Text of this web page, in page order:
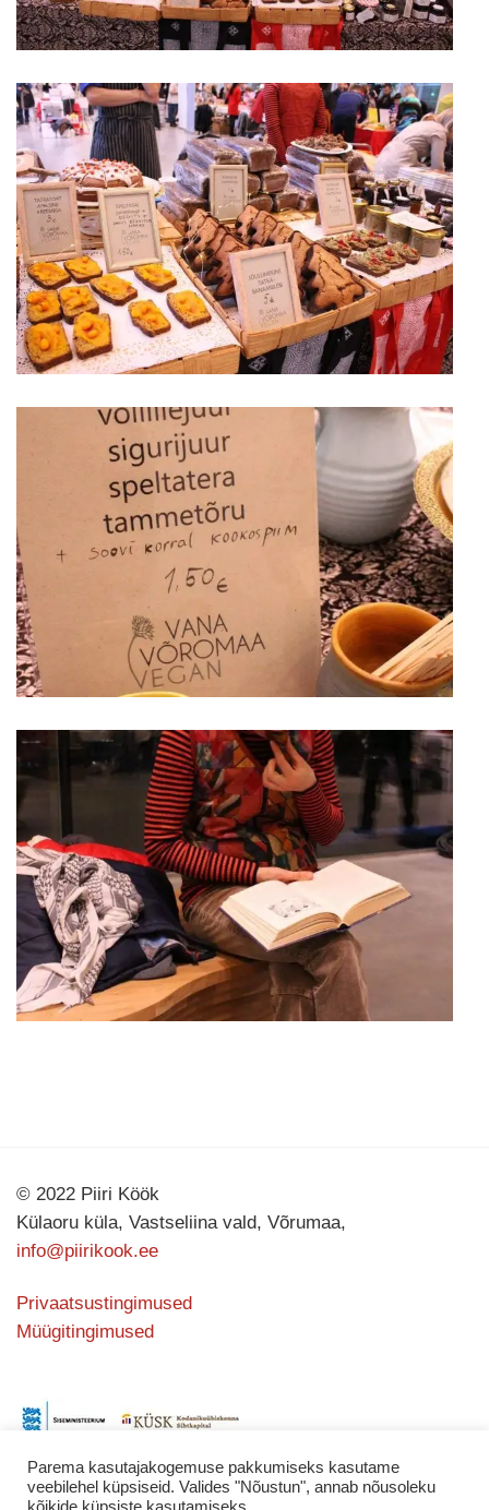
© 2022 Piiri Köök
Külaoru küla, Vastseliina vald, Võrumaa,
info@piirikook.ee
Privaatsustingimused
Müügitingimused
Parema kasutajakogemuse pakkumiseks kasutame
veebilehel küpsiseid. Valides "Nõustun", annab nõusoleku